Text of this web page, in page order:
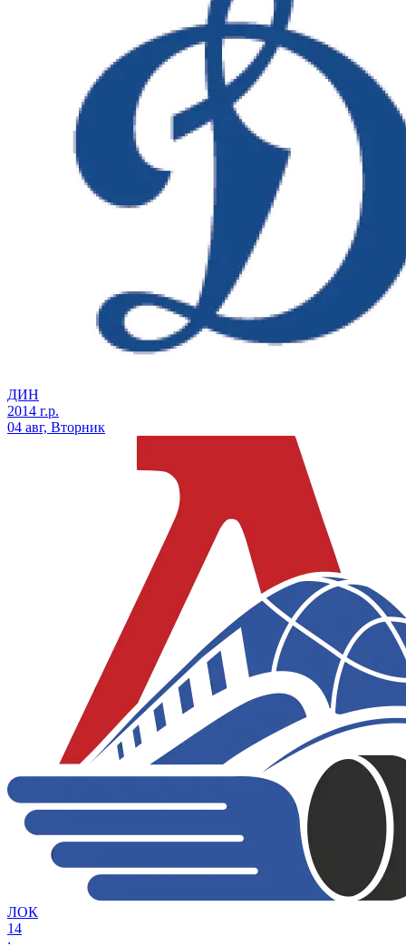
ДИН
2014 г.р.
04 авг, Вторник
ЛОК
14